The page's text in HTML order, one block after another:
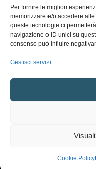
Per fornire le migliori
memorizzare e/o accedere
queste tecnologie ci
navigazione o ID unici su
consenso può influire
Gestisci servizi
Cookie Policy
Cielo del Mese
Astronomia, Astrofisica e
Articoli e Risorse On-Line
Copyright ©
Termini
Regolamento Community